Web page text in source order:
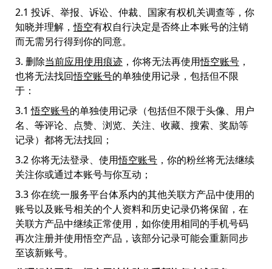
2.1 投诉、举报、诉讼、仲裁、国家有权机关调查等，你
知晓并理解，悟空有权自行决定是否终止本账号的注销
而无需另行得到你的同意。
3. 删除当前应用使用痕迹 ，你将无法再使用悟空账号 ，
也将无法找回悟空账号的单独使用记录，包括但不限
于：
3.1悟空账号的单独使用记录（包括但不限于头像、用户
名、 等评论、点赞、浏览、关注、收藏、搜索、奖励等
记录）都将无法找回；
3.2 你将无法登录、使用悟空账号 ，你的粉丝将无法继续
关注你或通过本账号与你互动；
3.3 你在统一服务平台体系内的其他关联方产品中使用的
账号以及账号相关的个人资料和历史记录仍将保留，在
关联方产品中继续正常使用，如你使用相同的手机号码
再次注册并使用悟空产品，该部分记录可能会重新同步
至该新账号。